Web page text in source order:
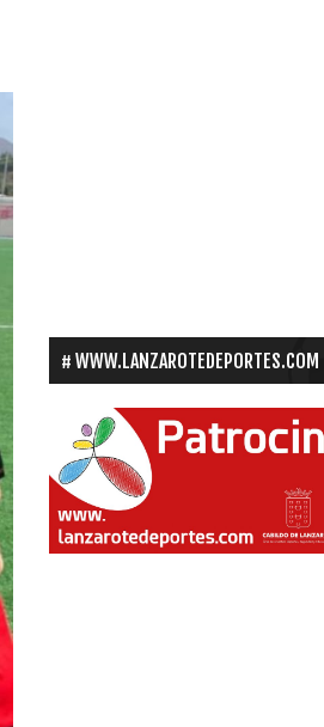
WWW.LANZAROTEDEPORTES.COM